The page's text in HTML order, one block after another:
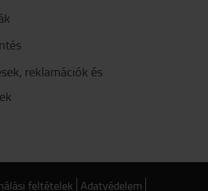
reklamációk és
feltételek Adatvédelem